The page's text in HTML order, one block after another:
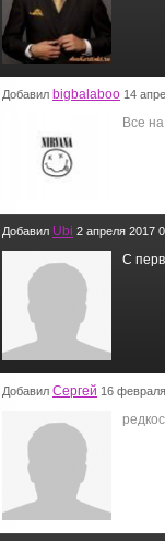
Добавил bigbalaboo 14
Все
Добавил Ubi 2 апреля 2017
С
Добавил Сергей 16